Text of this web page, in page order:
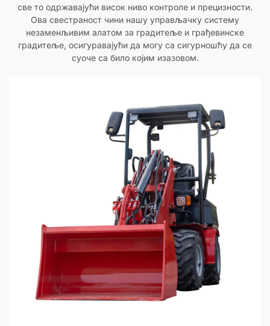
све то одржавајући висок ниво контроле и прецизности.
Ова свестраност чини нашу управљачку систему
незаменљивим алатом за градитеље и грађевинске
градитеље, осигуравајући да могу са сигурношћу да се
суоче са било којим изазовом.